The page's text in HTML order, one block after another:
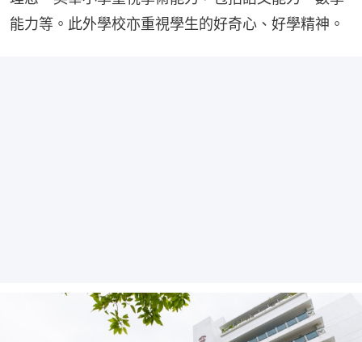
能力等。此外學校亦重視學生的好奇心、好學精神。